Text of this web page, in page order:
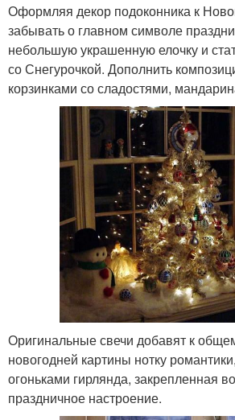
Оформляя декор подоконника к
забывать о главном символе
небольшую украшенную елочку и
со Снегурочкой. Дополнить
корзинками со сладостями,
Оригинальные свечи добавят к
новогодней картины нотку
огоньками гирлянда, закрепленная
праздничное настроение.